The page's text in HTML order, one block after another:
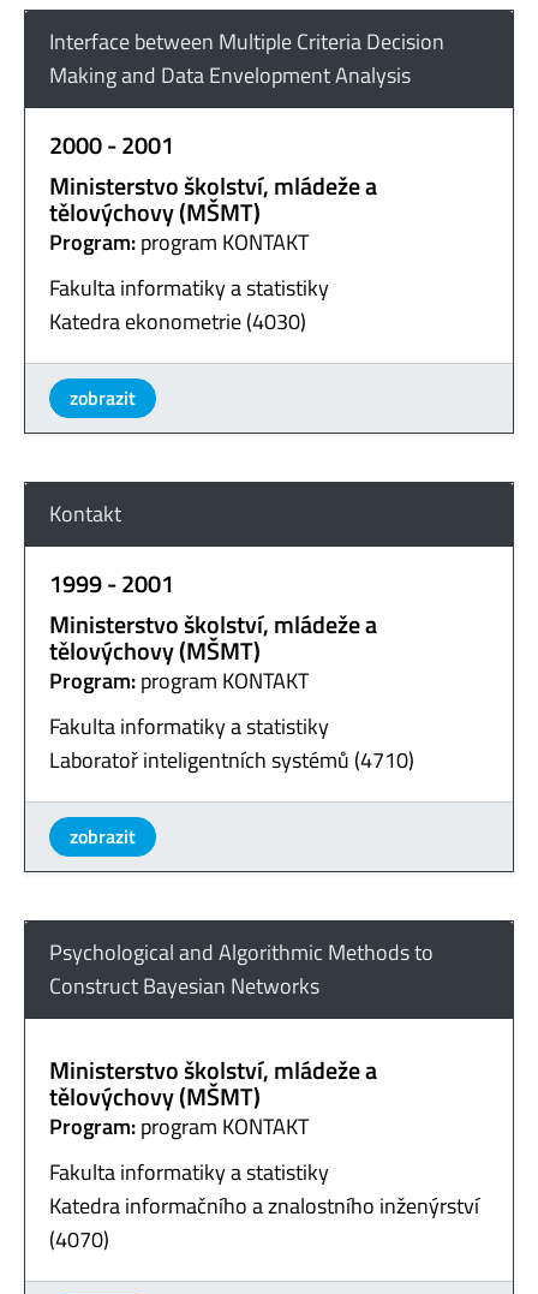
Interface between Multiple Criteria Decision
Making and Data Envelopment Analysis
2000 - 2001
Ministerstvo školství, mládeže a
tělovýchovy (MŠMT)
Program:program KONTAKT
Fakulta informatiky a statistiky
Katedra ekonometrie (4030)
zobrazit
Kontakt
1999 - 2001
Ministerstvo školství, mládeže a
tělovýchovy (MŠMT)
Program:program KONTAKT
Fakulta informatiky a statistiky
Laboratoř inteligentních systémů (4710)
zobrazit
Psychological and Algorithmic Methods to
Construct Bayesian Networks
Ministerstvo školství, mládeže a
tělovýchovy (MŠMT)
Program:program KONTAKT
Fakulta informatiky a statistiky
Katedra informačního a znalostního inženýrství
(4070)